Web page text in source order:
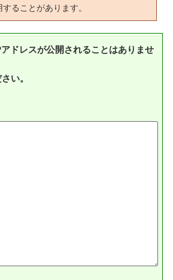
ることがあります。
ドレスが公開されることはありませ
い。